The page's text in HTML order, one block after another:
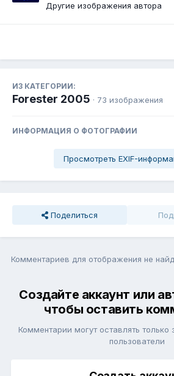
Другие изображения автора
ИЗ КАТЕГОРИИ:
Forester 2005 · 73 изображения
ИНФОРМАЦИЯ О ФОТОГРАФИИ
Просмотреть EXIF-
Поделиться
Комментариев для отображения не
Создайте аккаунт или
чтобы оставить
Комментарии могут оставлять только
пользователи